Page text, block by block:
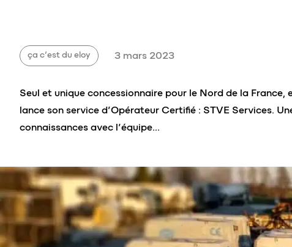
ça c’est du eloy 3 mars 2023
Seul et unique concessionnaire pour le Nord de la
lance son service d’Opérateur Certifié : STVE Services.
connaissances avec l’équipe…